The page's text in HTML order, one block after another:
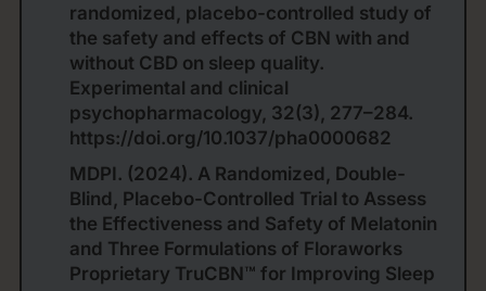
randomized, placebo-controlled study of
the safety and effects of CBN with and
without CBD on sleep quality.
Experimental and clinical
psychopharmacology, 32(3), 277–284.
https://doi.org/10.1037/pha0000682
MDPI. (2024). A Randomized, Double-
Blind, Placebo-Controlled Trial to Assess
the Effectiveness and Safety of Melatonin
and Three Formulations of Floraworks
Proprietary TruCBN™ for Improving Sleep